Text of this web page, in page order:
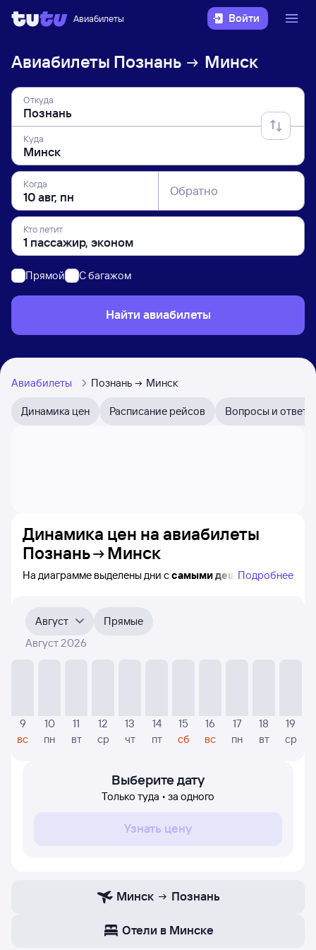
Авиабилеты Войти
Авиабилеты Познань Минск
Откуда
Куда
Когда Обратно
Кто летит
Прямой C багажом
Найти авиабилеты
Авиабилеты Познань Минск
Динамика цен Расписание рейсов Вопросы и ответы
Динамика цен на авиабилеты
Познань
Минск
На диаграмме выделены дни ссамыми дешёвыми
5 месяца. Выберите дату, перейдите по клику к поиску
авиабилетов и просмотру
Если никто не искал авиабилетов по маршруту
Познань — Минск, то цены могут отсутствовать
частично или полностью. В этом случае заполните
Подробнее
Август
Прямые
Август 2026
9
вс
10
пн
11
вт
12
ср
13
чт
14
пт
15
сб
16
вс
17
пн
18
вт
19
ср
Выберите дату
Только туда • за одного
Узнать цену
Минск Познань
Отели в Минске